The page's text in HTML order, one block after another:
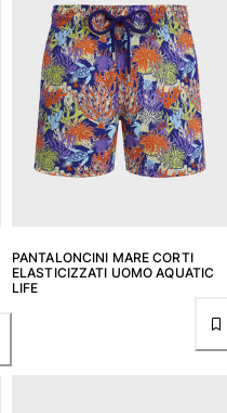
PANTALONCINI MARE CORTI
ELASTICIZZATI UOMO AQUATIC
LIFE